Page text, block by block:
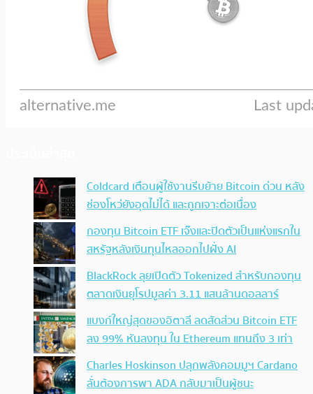
Coldcard เตือนผู้ใช้งานรีบย้าย Bitcoin ด่วน หลัง
ช่องโหว่ยังอุดไม่ได้ และถูกเจาะต่อเนื่อง
กองทุน Bitcoin ETF เจ๊งและปิดตัวเป็นแห่งแรกใน
สหรัฐหลังเงินทุนไหลออกไปฝั่ง AI
BlackRock ลุยเปิดตัว Tokenized สำหรับกองทุน
ตลาดเงินยุโรปมูลค่า 3.11 แสนล้านดอลลาร์
แบงก์ใหญ่สุดของอิตาลี ลดสัดส่วน Bitcoin ETF
ลง 99% หันลงทุน ใน Ethereum แทนถึง 3 เท่า
Charles Hoskinson ปลุกพลังคอมมูฯ Cardano
ลั่นต้องการพา ADA กลับมาเป็นผู้ชนะ